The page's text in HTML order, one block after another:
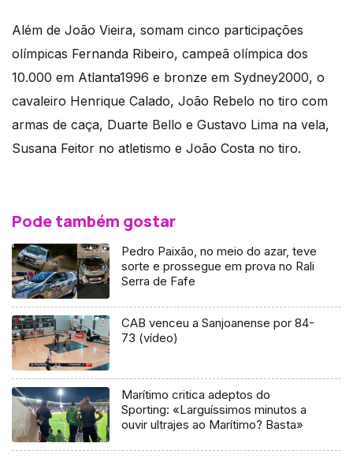
Além de João Vieira, somam cinco participações
olímpicas Fernanda Ribeiro, campeã olímpica dos
10.000 em Atlanta1996 e bronze em Sydney2000, o
cavaleiro Henrique Calado, João Rebelo no tiro com
armas de caça, Duarte Bello e Gustavo Lima na vela,
Susana Feitor no atletismo e João Costa no tiro.
Pode também gostar
Pedro Paixão, no meio do azar, teve
sorte e prossegue em prova no Rali
Serra de Fafe
CAB venceu a Sanjoanense por 84-
73 (vídeo)
Marítimo critica adeptos do
Sporting: «Larguíssimos minutos a
ouvir ultrajes ao Marítimo? Basta»